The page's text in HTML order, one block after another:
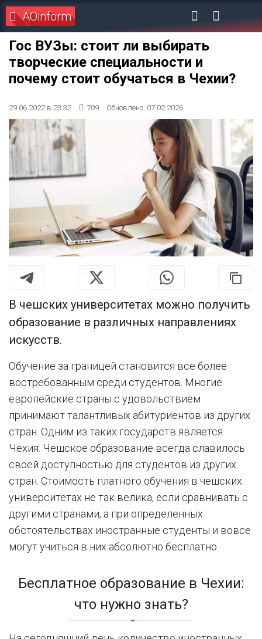
AOinform
Гос ВУЗы: стоит ли выбирать
творческие специальности и
почему стоит обучаться в Чехии?
29.06.2022 в 23:32 709 Обновлено: 07.02.2026
В чешских университетах можно получить
образование в различных направлениях
искусств.
Обучение за границей становится все более
востребованным среди студентов. Многие
европейские страны с удовольствием
принимают талантливых абитуриентов из других
стран. Одним из таких государств является
Чехия. Чешское образование всегда славилось
своей доступностью для студентов из других
стран. Стоимость платного обучения в чешских
университетах не так велика, если сравнивать с
другими странами, а при определенных
обстоятельствах иностранные студенты и вовсе
могут учиться в них абсолютно бесплатно.
Бесплатное образование в Чехии:
что нужно знать?